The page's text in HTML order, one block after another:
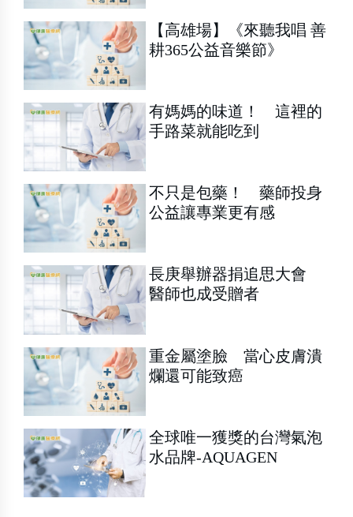
【高雄場】《來聽我唱 善
耕365公益音樂節》
有媽媽的味道！ 這裡的
手路菜就能吃到
不只是包藥！ 藥師投身
公益讓專業更有感
長庚舉辦器捐追思大會
醫師也成受贈者
重金屬塗臉 當心皮膚潰
爛還可能致癌
全球唯一獲獎的台灣氣泡
水品牌-AQUAGEN